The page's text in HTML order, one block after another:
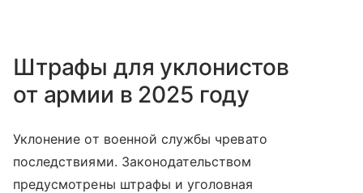
Штрафы для уклонистов
от армии в 2025 году
Уклонение от военной службы чревато
последствиями. Законодательством
предусмотрены штрафы и уголовная